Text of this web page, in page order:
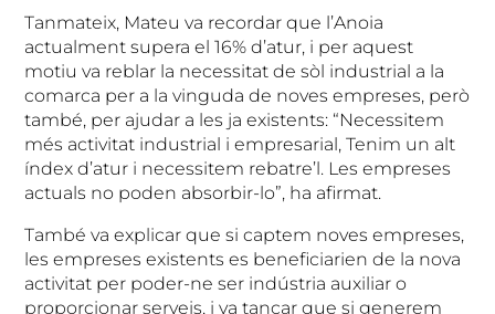
Tanmateix, Mateu va recordar que l’Anoia
actualment supera el 16% d’atur, i per aquest
motiu va reblar la necessitat de sòl industrial a la
comarca per a la vinguda de noves empreses, però
també, per ajudar a les ja existents: “Necessitem
més activitat industrial i empresarial, Tenim un alt
índex d’atur i necessitem rebatre’l. Les empreses
actuals no poden absorbir-lo”, ha afirmat.
També va explicar que si captem noves empreses,
les empreses existents es beneficiarien de la nova
activitat per poder-ne ser indústria auxiliar o
proporcionar serveis, i va tancar que si generem